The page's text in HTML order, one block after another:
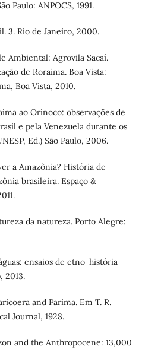
Paulo: ANPOCS, 1991.
3. Rio de Janeiro, 2000.
Ambiental: Agrovila Sacaí.
de Roraima. Boa Vista:
Boa Vista, 2010.
ao Orinoco: observações de
e pela Venezuela durante os
Ed.) São Paulo, 2006.
a Amazônia? História de
brasileira. Espaço &
da natureza. Porto Alegre:
ensaios de etno-história
2013.
and Parima. Em T. R.
Journal, 1928.
and the Anthropocene: 13,000